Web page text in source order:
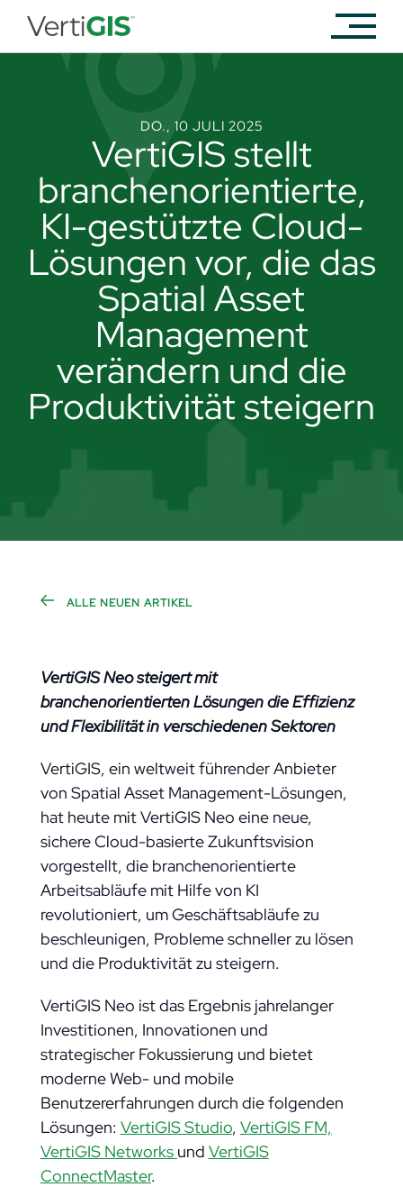
DO., 10 JULI 2025
VertiGIS stellt
branchenorientierte,
KI-gestützte Cloud-
Lösungen vor, die das
Spatial Asset
Management
verändern und die
Produktivität steigern
ALLE NEUEN ARTIKEL
VertiGIS Neo steigert mit
branchenorientierten Lösungen die Effizienz
und Flexibilität in verschiedenen Sektoren
VertiGIS, ein weltweit führender Anbieter
von Spatial Asset Management-Lösungen,
hat heute mit VertiGIS Neo eine neue,
sichere Cloud-basierte Zukunftsvision
vorgestellt, die branchenorientierte
Arbeitsabläufe mit Hilfe von KI
revolutioniert, um Geschäftsabläufe zu
beschleunigen, Probleme schneller zu lösen
und die Produktivität zu steigern.
VertiGIS Neo ist das Ergebnis jahrelanger
Investitionen, Innovationen und
strategischer Fokussierung und bietet
moderne Web- und mobile
Benutzererfahrungen durch die folgenden
Lösungen: VertiGIS Studio, VertiGIS FM,
VertiGIS Networks und VertiGIS
ConnectMaster.